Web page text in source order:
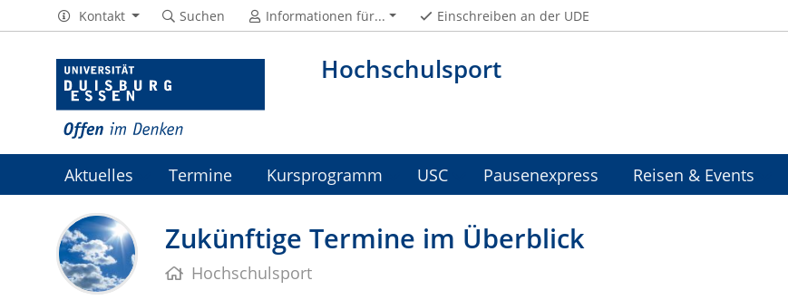
Hochschulsport
Kontakt Suchen Informationen für... Einschreiben an der UDE
Aktuelles Termine Kursprogramm USC Pausenexpress Reisen & Events
Jobs
Zukünftige Termine im Überblick
Hochschulsport